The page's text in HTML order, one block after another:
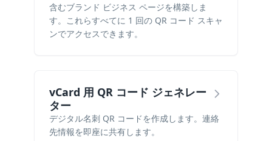
含むブランド ビジネス ページを構築しま
す。これらすべてに 1 回の QR コード スキャ
ンでアクセスできます。
vCard 用 QR コード ジェネレー
ター
デジタル名刺 QR コードを作成します。連絡
先情報を即座に共有します。